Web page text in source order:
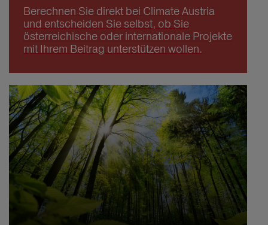
Berechnen Sie direkt bei Climate Austria
und entscheiden Sie selbst, ob Sie
österreichische oder internationale Projekte
mit Ihrem Beitrag unterstützen wollen.